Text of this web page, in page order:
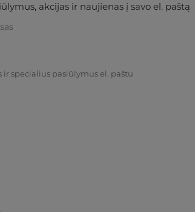
akcijas ir naujienas į savo el. paštą
specialius pasiūlymus el. paštu